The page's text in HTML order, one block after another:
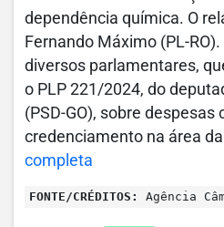
dependência química. O
Fernando Máximo (PL-
diversos parlamentares,
o PLP 221/2024, do
(PSD-GO), sobre
credenciamento na área
completa
FONTE/CRÉDITOS: Agência